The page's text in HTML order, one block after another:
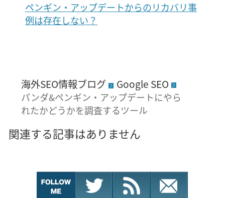
ペンギン・アップデートからのリカバリ事
例は存在しない？
海外SEO情報ブログ Google SEO
パンダ&ペンギン・アップデートにやら
れたかどうかを調査するツール
関連する記事はありません